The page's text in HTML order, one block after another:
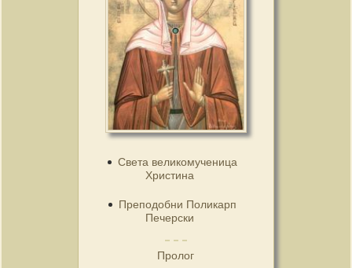
Света великомученица
Христина
Преподобни Поликарп
Печерски
Пролог